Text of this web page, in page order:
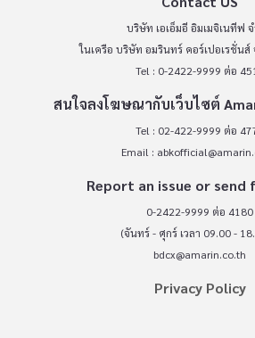
บริษัท เอเอ็มอี อิมเมจิเนทีฟ
ในเครือ บริษัท อมรินทร์ คอร์เปอเรชั่น
Tel : 0-2422-9999 ต่อ
สนใจลงโฆษณากับเว็บไซต์
Tel : 02-422-9999 ต่อ
Email :
Report an issue or send
0-2422-9999 ต่อ 4180
(จันทร์ - ศุกร์ เวลา 09.00 -
bdcx@amarin.co.th
Privacy Policy